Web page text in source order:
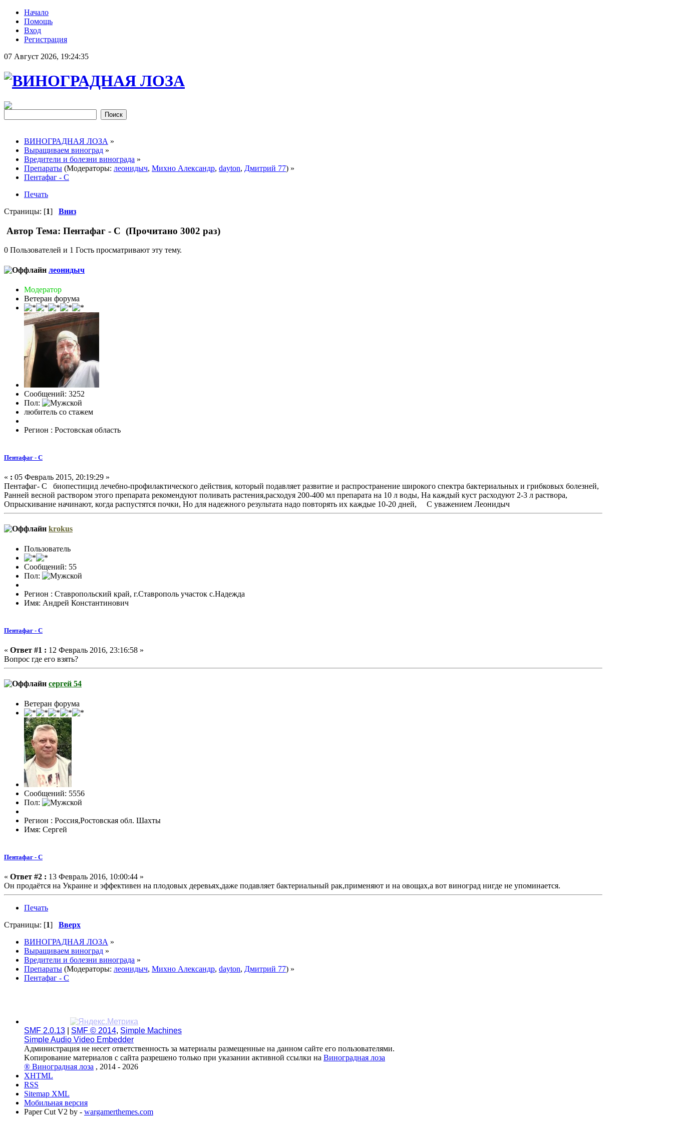
Начало
Помощь
Вход
Регистрация
07 Август 2026, 19:24:35
ВИНОГРАДНАЯ ЛОЗА »
Выращиваем виноград »
Вредители и болезни винограда »
Препараты (Модераторы: леонидыч, Михно Александр, dayton, Дмитрий 77) »
Пентафаг - С
Печать
Страницы: [1] Вниз
Автор Тема: Пентафаг - С (Прочитано 3002 раз)
0 Пользователей и 1 Гость просматривают эту тему.
леонидыч
Модератор
Ветеран форума
Сообщений: 3252
Пол:
любитель со стажем
Регион : Ростовская область
Пентафаг - С
« : 05 Февраль 2015, 20:19:29 »
Пентафаг- С биопестицид лечебно-профилактического действия, который подавляет развитие и распространение широкого спектра бактериальных и грибковых болезней,
Ранней весной раствором этого препарата рекомендуют поливать растения,расходуя 200-400 мл препарата на 10 л воды, На каждый куст расходуют 2-3 л раствора,
Опрыскивание начинают, когда распустятся почки, Но для надежного результата надо повторять их каждые 10-20 дней, С уважением Леонидыч
krokus
Пользователь
Сообщений: 55
Пол:
Регион : Ставропольский край, г.Ставрополь участок с.Надежда
Имя: Андрей Константинович
Пентафаг - С
« Ответ #1 : 12 Февраль 2016, 23:16:58 »
Вопрос где его взять?
сергей 54
Ветеран форума
Сообщений: 5556
Пол:
Регион : Россия,Ростовская обл. Шахты
Имя: Сергей
Пентафаг - С
« Ответ #2 : 13 Февраль 2016, 10:00:44 »
Он продаётся на Украине и эффективен на плодовых деревьях,даже подавляет бактериальный рак,применяют и на овощах,а вот виноград нигде не упоминается.
Печать
Страницы: [1] Вверх
ВИНОГРАДНАЯ ЛОЗА »
Выращиваем виноград »
Вредители и болезни винограда »
Препараты (Модераторы: леонидыч, Михно Александр, dayton, Дмитрий 77) »
Пентафаг - С
SMF 2.0.13 SMF © 2014, Simple Machines
Simple Audio Video Embedder
Администрация не несет ответственность за материалы размещенные на данном сайте его пользователями.
Kопирование материалов с сайта разрешено только при указании активной ссылки на Виноградная лоза
® Виноградная лоза , 2014 - 2026
XHTML
RSS
Sitemap XML
Мобильная версия
Paper Cut V2 by - wargamerthemes.com